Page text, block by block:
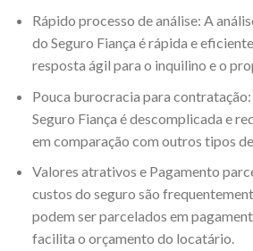
Rápido processo de análise: A
do Seguro Fiança é rápida e
resposta ágil para o inquilino e o
Pouca burocracia para
Seguro Fiança é descomplicada e
em comparação com outros tipos
Valores atrativos e Pagamento
custos do seguro são
podem ser parcelados em
facilita o orçamento do locatário.